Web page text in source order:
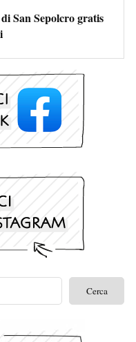
San Sepolcro gratis